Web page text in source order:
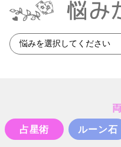
占星術
ルーン石